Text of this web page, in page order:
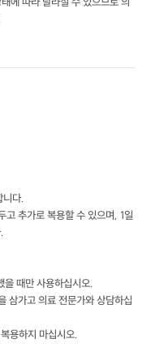
다.
추가로 복용할 수 있으며, 1일
때만 사용하십시오.
삼가고 의료 전문가와 상담하십
용하지 마십시오.